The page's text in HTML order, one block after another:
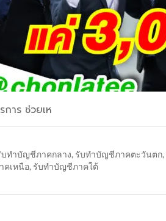
าร ช่วยเห
บทำบัญชีภาคกลาง, รับทำบัญชีภาคตะวันตก,
คเหนือ, รับทำบัญชีภาคใต้